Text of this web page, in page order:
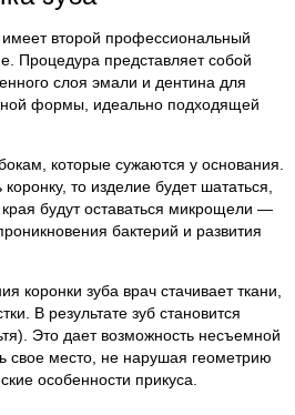
имеет второй профессиональный
Процедура представляет собой
слоя эмали и дентина для
формы, идеально подходящей
которые сужаются у основания.
то изделие будет шататься,
будут оставаться микрощели —
бактерий и развития
коронки зуба врач стачивает ткани,
В результате зуб становится
Это дает возможность несъемной
свое место, не нарушая геометрию
особенности прикуса.